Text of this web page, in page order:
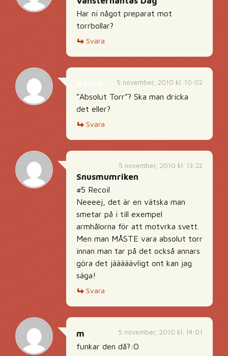
Har ni något preparat mot
torrbollar?
Svara
5 november, 2010 kl. 10:02
”Absolut Torr”? Ska man dricka
det eller?
Svara
5 november, 2010 kl. 13:22
Snusmumriken
#5 Recoil
Neeeej, det är en vätska man
smetar på i till exempel
armhålorna för att motvrka svett.
Men man MÅSTE vara absolut torr
innan man tar på det också annars
göra det jääääävligt ont kan jag
säga!
Svara
5 november, 2010 kl. 14:01
m
funkar den då?:O